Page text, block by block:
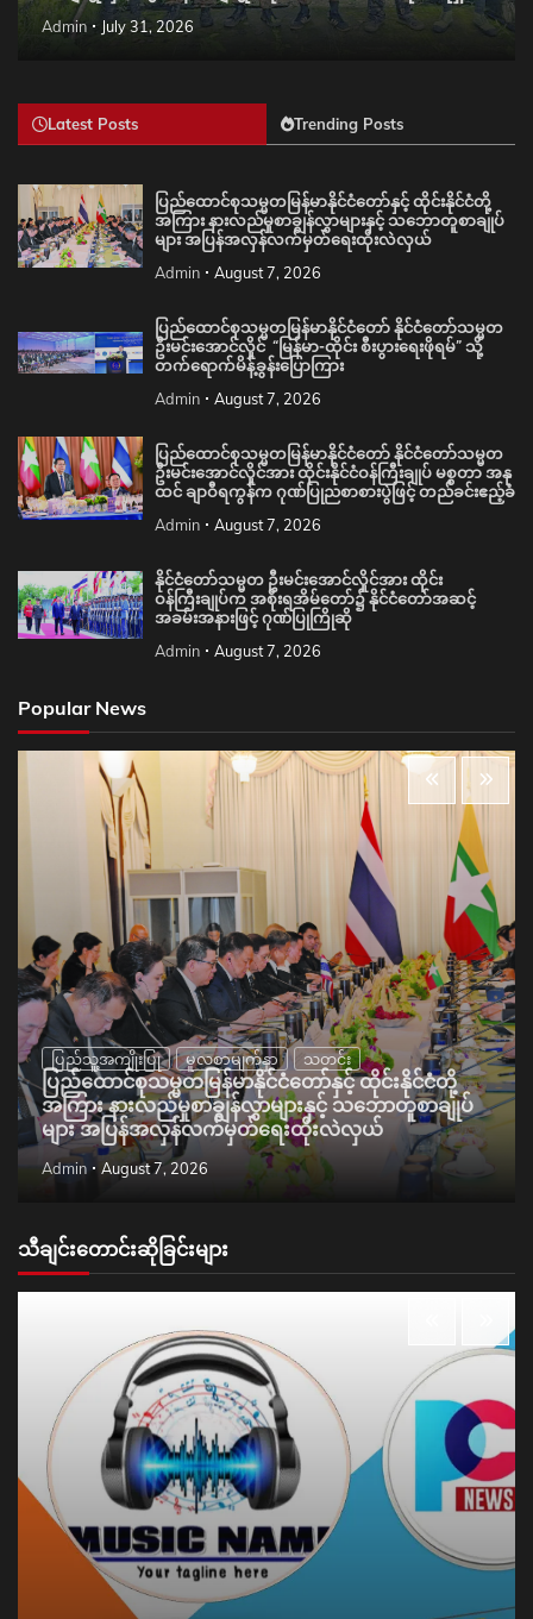
Admin July 31, 2026
Latest Posts Trending Posts
ပြည်ထောင်စုသမ္မတမြန်မာနိုင်ငံတော်နှင့် ထိုင်းနိုင်ငံတို့
အကြား နားလည်မှုစာချွန်လွှာများနှင့် သဘောတူစာချုပ်
များ အပြန်အလှန်လက်မှတ်ရေးထိုးလဲလှယ်
Admin August 7, 2026
ပြည်ထောင်စုသမ္မတမြန်မာနိုင်ငံတော် နိုင်ငံတော်သမ္မတ
ဦးမင်းအောင်လှိုင် “မြန်မာ-ထိုင်း စီးပွားရေးဖိုရမ်” သို့
တက်ရောက်မိန့်ခွန်းပြောကြား
Admin August 7, 2026
ပြည်ထောင်စုသမ္မတမြန်မာနိုင်ငံတော် နိုင်ငံတော်သမ္မတ
ဦးမင်းအောင်လှိုင်အား ထိုင်းနိုင်ငံဝန်ကြီးချုပ် မစ္စတာ အနု
ထင် ချာဝီရကွန်က ဂုဏ်ပြုညစာစားပွဲဖြင့် တည်ခင်းဧည့်ခံ
Admin August 7, 2026
နိုင်ငံတော်သမ္မတ ဦးမင်းအောင်လှိုင်အား ထိုင်း
ဝန်ကြီးချုပ်က အစိုးရအိမ်တော်၌ နိုင်ငံတော်အဆင့်
အခမ်းအနားဖြင့် ဂုဏ်ပြုကြိုဆို
Admin August 7, 2026
Popular News
ပြည်သူ့အကျိုးပြု မူလစာမျက်နှာ သတင်း
ပြည်ထောင်စုသမ္မတမြန်မာနိုင်ငံတော်နှင့် ထိုင်းနိုင်ငံတို့
အကြား နားလည်မှုစာချွန်လွှာများနှင့် သဘောတူစာချုပ်
များ အပြန်အလှန်လက်မှတ်ရေးထိုးလဲလှယ်
Admin August 7, 2026
သီချင်းတောင်းဆိုခြင်းများ